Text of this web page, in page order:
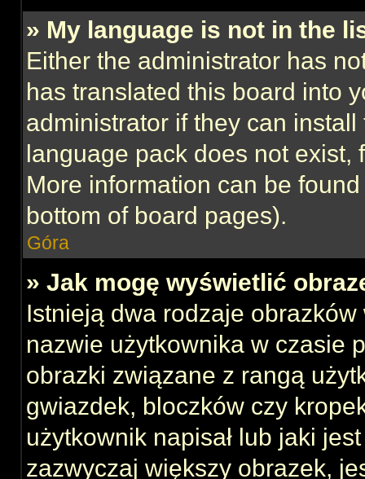
» My language is not in the
Either the administrator has
has translated this board into
administrator if they can
language pack does not exist,
More information can be
bottom of board pages).
Góra
» Jak mogę wyświetlić
Istnieją dwa rodzaje
nazwie użytkownika w czasie
obrazki związane z rangą
gwiazdek, bloczków czy
użytkownik napisał lub jaki
zazwyczaj większy obrazek,